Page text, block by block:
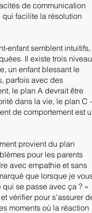
de communication
facilite la résolution
enfant semblent intuitifs,
Il existe trois
un enfant blessant le
parfois avec des
le plan A devrait être
dans la vie, le plan C
de comportement est
provient du plan
pour les parents
avec empathie et sans
que lorsque je
se passe avec ça ? »
vérifier pour s'assurer
moments où la réaction